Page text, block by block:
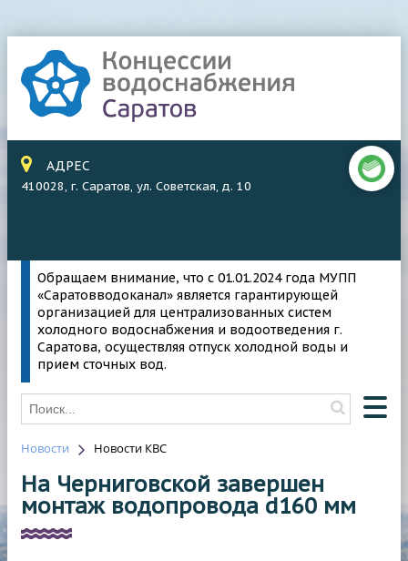
АДРЕС
410028, г. Саратов, ул. Советская, д. 10
Обращаем внимание, что с 01.01.2024 года МУПП
«Саратовводоканал» является гарантирующей
организацией для централизованных систем
холодного водоснабжения и водоотведения г.
Саратова, осуществляя отпуск холодной воды и
прием сточных вод.
О ВОДОСНАБЖЕНИИ
О ВОДООТВЕДЕНИИ
Новости Новости КВС
На Черниговской завершен
монтаж водопровода d160 мм